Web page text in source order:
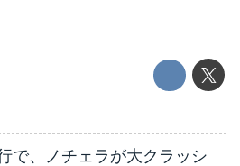
で、ノチェラが大クラッシ